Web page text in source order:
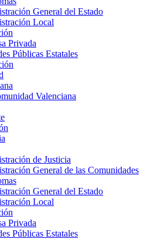
General del Estado
Local
Privada
Públicas Estatales
Valenciana
de Justicia
General de las Comunidades
General del Estado
Local
Privada
Públicas Estatales